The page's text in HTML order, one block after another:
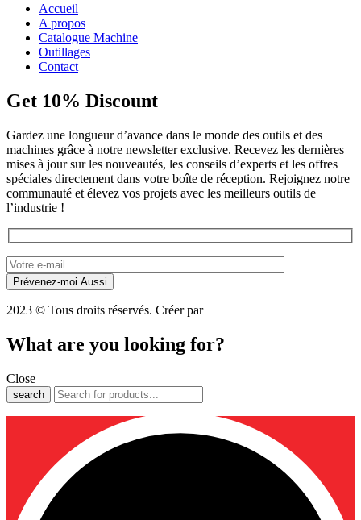
Accueil
A propos
Catalogue Machine
Outillages
Contact
Get 10% Discount
Gardez une longueur d’avance dans le monde des outils et des
machines grâce à notre newsletter exclusive. Recevez les dernières
mises à jour sur les nouveautés, les conseils d’experts et les offres
spéciales directement dans votre boîte de réception. Rejoignez notre
communauté et élevez vos projets avec les meilleurs outils de
l’industrie !
2023 © Tous droits réservés. Créer par
What are you looking for?
Close
search